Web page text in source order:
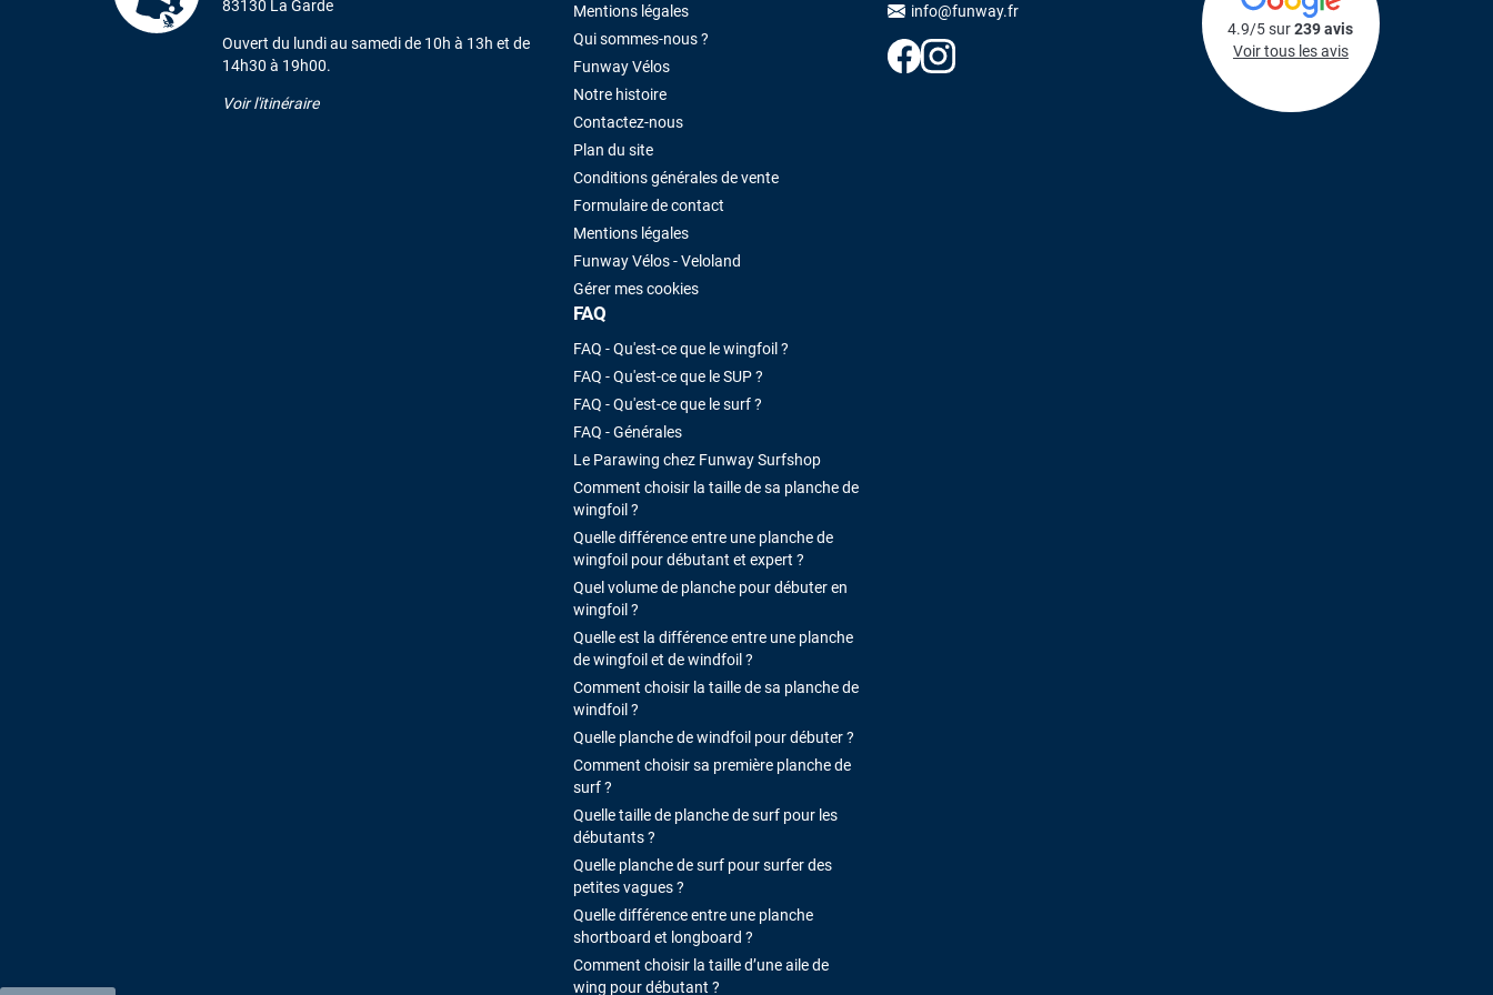
83130 La Garde
Ouvert du lundi au samedi de 10h à 13h et de
14h30 à 19h00.
Voir l'itinéraire
Mentions légales
Qui sommes-nous ?
Funway Vélos
Notre histoire
Contactez-nous
Plan du site
Conditions générales de vente
Formulaire de contact
Mentions légales
Funway Vélos - Veloland
Gérer mes cookies
FAQ
FAQ - Qu'est-ce que le wingfoil ?
FAQ - Qu'est-ce que le SUP ?
FAQ - Qu'est-ce que le surf ?
FAQ - Générales
Le Parawing chez Funway Surfshop
Comment choisir la taille de sa planche de
wingfoil ?
Quelle différence entre une planche de
wingfoil pour débutant et expert ?
Quel volume de planche pour débuter en
wingfoil ?
Quelle est la différence entre une planche
de wingfoil et de windfoil ?
Comment choisir la taille de sa planche de
windfoil ?
Quelle planche de windfoil pour débuter ?
Comment choisir sa première planche de
surf ?
Quelle taille de planche de surf pour les
débutants ?
Quelle planche de surf pour surfer des
petites vagues ?
Quelle différence entre une planche
shortboard et longboard ?
Comment choisir la taille d’une aile de
wing pour débutant ?
info@funway.fr
4.9/5 sur239 avis
Voir tous les avis
Maronui RICHMOND
il y a 3 mois
J'ai acheté une voile d'occasion depuis Tahiti. Super service. L'envoi a
été rapide. La voile est arrivée en super état. Mauruuru roa.
VOIR TOUS LES AVIS